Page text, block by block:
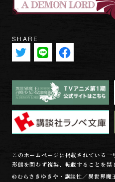
SHARE
このホームページに掲載されている
形態を問わず複製、転載することを禁
©むらさきゆきや・講談社／異世界魔